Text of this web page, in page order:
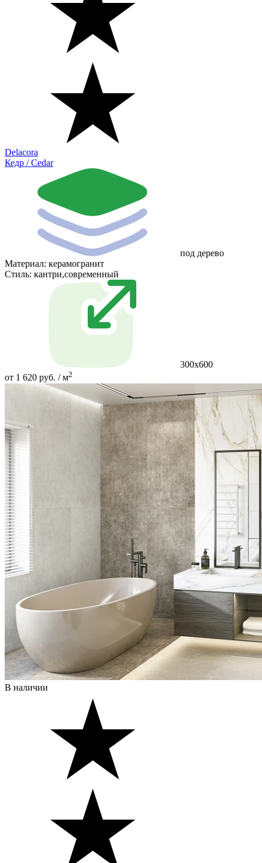
Delacora
Кедр / Cedar
под дерево
Материал: керамогранит
Стиль: кантри,современный
300х600
от 1 620 руб. / м2
В наличии